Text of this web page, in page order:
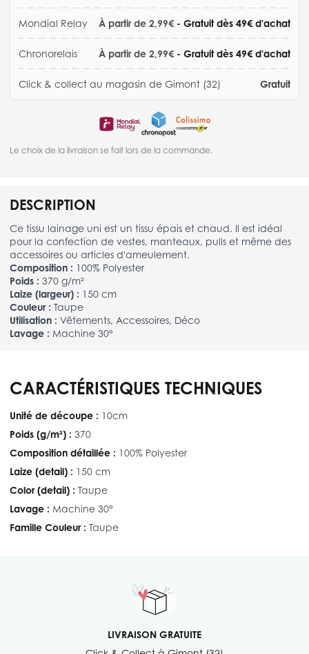
Mondial Relay À partir de 2,99€ - Gratuit dès 49€ d'achat
Chronorelais À partir de 2,99€ - Gratuit dès 49€ d'achat
Click & collect au magasin de Gimont (32) Gratuit
Le choix de la livraison se fait lors de la commande.
DESCRIPTION
Ce tissu lainage uni est un tissu épais et chaud. Il est idéal
pour la confection de vestes, manteaux, pulls et même des
accessoires ou articles d'ameulement.
Composition : 100% Polyester
Poids : 370 g/m²
Laize (largeur) : 150 cm
Couleur : Taupe
Utilisation : Vêtements, Accessoires, Déco
Lavage : Machine 30°
CARACTÉRISTIQUES TECHNIQUES
Unité de découpe : 10cm
Poids (g/m²) : 370
Composition détaillée : 100% Polyester
Laize (detail) : 150 cm
Color (detail) : Taupe
Lavage : Machine 30°
Famille Couleur : Taupe
LIVRAISON GRATUITE